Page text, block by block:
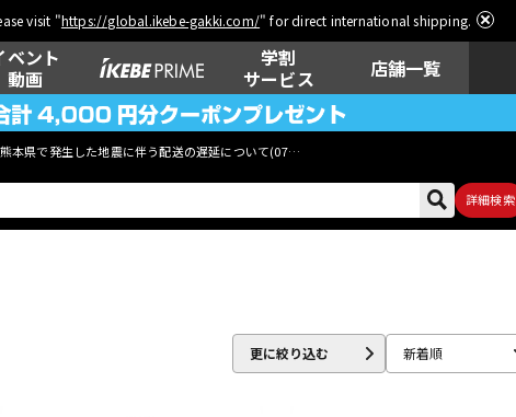
visit "https://global.ikebe-gakki.com/" for direct international shipping.
ベント
動画
学割
サービス
店舗一覧
熊本県で発生した地震に伴う配送の遅延について(07月29日
詳細検索
更に絞り込む 新着順